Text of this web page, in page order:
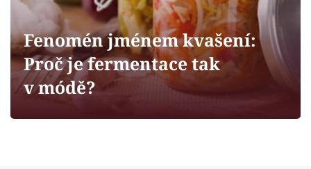
Sledujte prima+
Filmový festival Karlovy Vary
Fenomén jménem kvašení:
Proč je fermentace tak
v módě?